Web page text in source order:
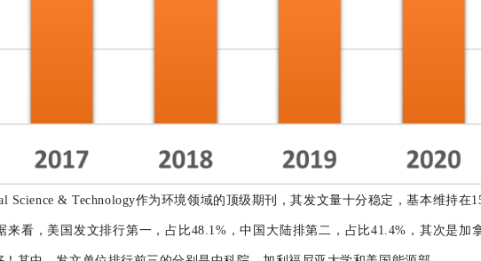
Science & Technology作为环境领域的顶级期刊，其发文量十分稳定，基本维持在
看，美国发文排行第一，占比48.1%，中国大陆排第二，占比41.4%，其次是加